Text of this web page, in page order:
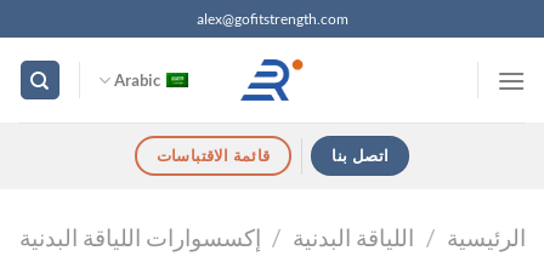
للمحتوى
alex@gofitstrength.com
Arabic
اتصل بنا قائمة الاقتباسات
الرئيسية / اللياقة البدنية / إكسسوارات اللياقة البدنية